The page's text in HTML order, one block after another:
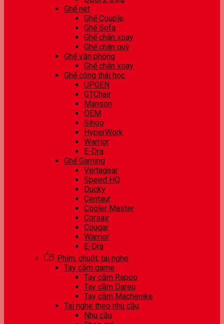
Ghế net
Ghế Couple
Ghế Sofa
Ghế chân xoay
Ghế chân quỳ
Ghế văn phòng
Ghế chân xoay
Ghế công thái học
UPGEN
GTChair
Manson
OEM
Sihoo
HyperWork
Warrior
E-Dra
Ghế Gaming
Vertagear
Speed HQ
Ducky
Centaur
Cooler Master
Corsair
Cougar
Warrior
E-Dra
Phím, chuột, tai nghe
Tay cầm game
Tay cầm Rapoo
Tay cầm Dareu
Tay cầm Machenike
Tai nghe theo nhu cầu
Nhu cầu